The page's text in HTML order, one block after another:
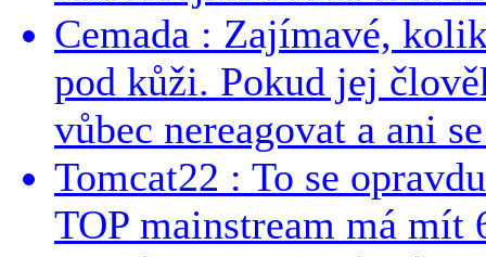
Cemada : Zajímavé,
pod kůži. Pokud jej
vůbec nereagovat a ani
Tomcat22 : To se
TOP mainstream má